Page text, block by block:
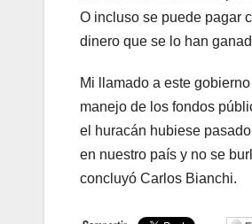
O incluso se puede pagar
dinero que se lo han
Mi llamado a este
manejo de los fondos
el huracán hubiese
en nuestro país y no se
concluyó Carlos Bianchi.